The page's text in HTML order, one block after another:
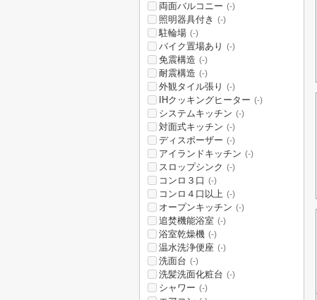
両面バルコニー (-)
照明器具付き (-)
駐輪場 (-)
バイク置場あり (-)
免震構造 (-)
耐震構造 (-)
外観タイル張り (-)
IHクッキングヒーター (-)
システムキッチン (-)
対面式キッチン (-)
ディスポーザー (-)
アイランドキッチン (-)
スロップシンク (-)
コンロ３口 (-)
コンロ４口以上 (-)
オープンキッチン (-)
追焚機能浴室 (-)
浴室乾燥機 (-)
温水洗浄便座 (-)
洗面台 (-)
洗髪洗面化粧台 (-)
シャワー (-)